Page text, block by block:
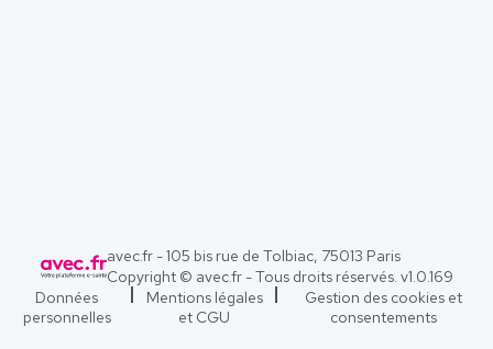
avec.fr - 105 bis rue de Tolbiac, 75013 Paris
Copyright © avec.fr - Tous droits réservés. v1.0.169
Données
personnelles
Mentions légales
et CGU
Gestion des cookies et
consentements